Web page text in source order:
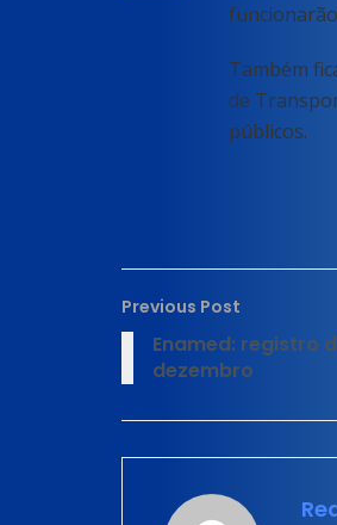
Também
de
públicos.
Previous Post
Enamed: registro
dezembro